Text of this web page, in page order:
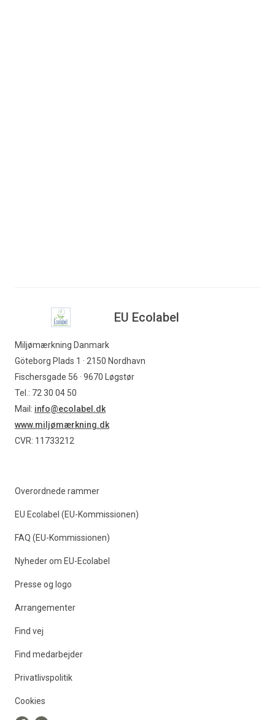
EU Ecolabel
Miljømærkning Danmark
Göteborg Plads 1 · 2150 Nordhavn
Fischersgade 56 · 9670 Løgstør
Tel.: 72 30 04 50
Mail: info@ecolabel.dk
www.miljømærkning.dk
CVR: 11733212
Overordnede rammer
EU Ecolabel (EU-Kommissionen)
FAQ (EU-Kommissionen)
Nyheder om EU-Ecolabel
Presse og logo
Arrangementer
Find vej
Find medarbejder
Privatlivspolitik
Cookies